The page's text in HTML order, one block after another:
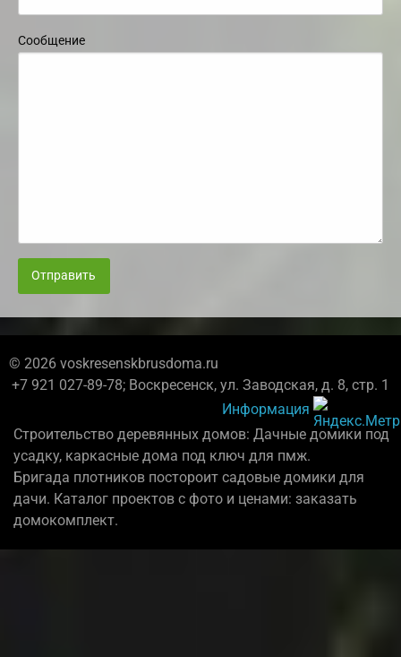
Сообщение
Отправить
© 2026 voskresenskbrusdoma.ru
+7 921 027-89-78; Воскресенск, ул. Заводская, д. 8, стр. 1
Информация
Строительство деревянных домов: Дачные домики под
усадку, каркасные дома под ключ для пмж.
Бригада плотников постороит садовые домики для
дачи. Каталог проектов с фото и ценами: заказать
домокомплект.